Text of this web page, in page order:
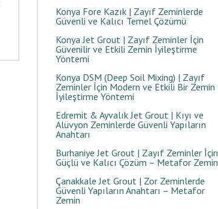
Konya Fore Kazık | Zayıf Zeminlerde
Güvenli ve Kalıcı Temel Çözümü
Konya Jet Grout | Zayıf Zeminler İçin
Güvenilir ve Etkili Zemin İyileştirme
Yöntemi
Konya DSM (Deep Soil Mixing) | Zayıf
Zeminler İçin Modern ve Etkili Bir Zemin
İyileştirme Yöntemi
Edremit & Ayvalık Jet Grout | Kıyı ve
Alüvyon Zeminlerde Güvenli Yapıların
Anahtarı
Burhaniye Jet Grout | Zayıf Zeminler İçin
Güçlü ve Kalıcı Çözüm – Metafor Zemin
Çanakkale Jet Grout | Zor Zeminlerde
Güvenli Yapıların Anahtarı – Metafor
Zemin